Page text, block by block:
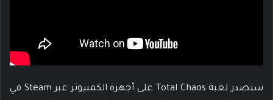
ستصدر لعبة Total Chaos على أجهزة الكمبيوتر عبر Steam في